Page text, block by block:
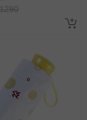
1290